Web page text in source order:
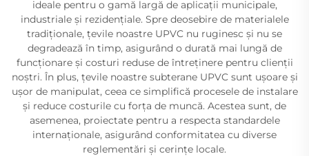
ideale pentru o gamă largă de aplicații municipale,
industriale și rezidențiale. Spre deosebire de materialele
tradiționale, țevile noastre UPVC nu ruginesc și nu se
degradează în timp, asigurând o durată mai lungă de
funcționare și costuri reduse de întreținere pentru clienții
noștri. În plus, țevile noastre subterane UPVC sunt ușoare și
ușor de manipulat, ceea ce simplifică procesele de instalare
și reduce costurile cu forța de muncă. Acestea sunt, de
asemenea, proiectate pentru a respecta standardele
internaționale, asigurând conformitatea cu diverse
reglementări și cerințe locale.